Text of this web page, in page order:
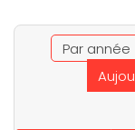
Par année